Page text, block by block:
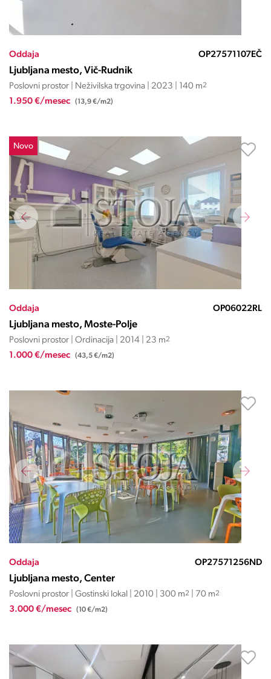
Oddaja OP27571107EČ
Ljubljana mesto, Vič-Rudnik
Poslovni prostor | Neživilska trgovina | 2023 | 140 m2
1.950 €/mesec (13,9 €/m2)
Novo
Oddaja OP06022RL
Ljubljana mesto, Moste-Polje
Poslovni prostor | Ordinacija | 2014 | 23 m2
1.000 €/mesec (43,5 €/m2)
Oddaja OP27571256ND
Ljubljana mesto, Center
Poslovni prostor | Gostinski lokal | 2010 | 300 m2 | 70 m2
3.000 €/mesec (10 €/m2)